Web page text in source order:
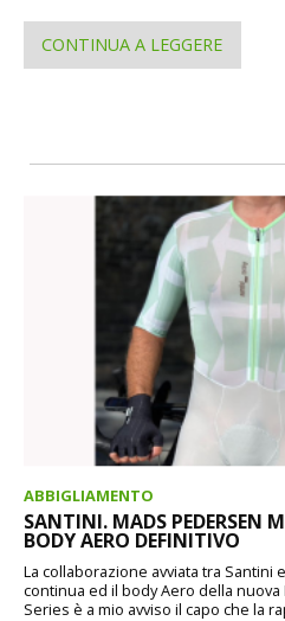
CONTINUA A LEGGERE
ABBIGLIAMENTO
SANTINI. MADS PEDERSEN
BODY AERO DEFINITIVO
La collaborazione avviata tra Santini
continua ed il body Aero della
Series è a mio avviso il capo che la